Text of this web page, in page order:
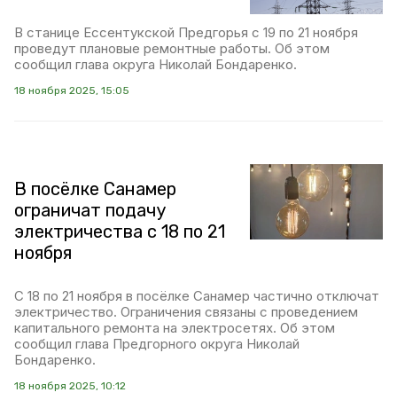
В станице Ессентукской Предгорья с 19 по 21 ноября
проведут плановые ремонтные работы. Об этом
сообщил глава округа Николай Бондаренко.
18 ноября 2025, 15:05
В посёлке Санамер
ограничат подачу
электричества с 18 по 21
ноября
С 18 по 21 ноября в посёлке Санамер частично отключат
электричество. Ограничения связаны с проведением
капитального ремонта на электросетях. Об этом
сообщил глава Предгорного округа Николай
Бондаренко.
18 ноября 2025, 10:12